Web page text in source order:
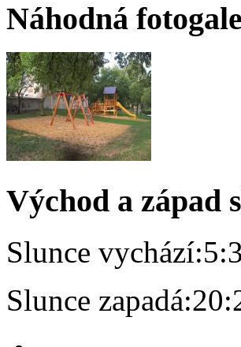
Náhodná
Východ a západ
Slunce vychází:
Slunce zapadá: